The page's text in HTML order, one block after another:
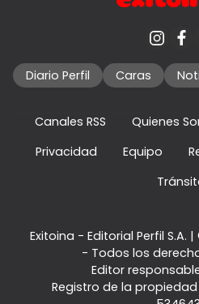
Diario Perfil Caras
Canales RSS Quienes
Privacidad
Equipo
Exitoina - Editorial Perfil S.A. |
- Todos los
Editor
Registro de la